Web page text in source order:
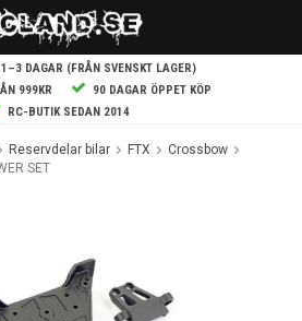
DAGAR (FRÅN SVENSKT LAGER)
999KR
90 DAGAR ÖPPET KÖP
RC-BUTIK SEDAN 2014
Reservdelar bilar FTX
Crossbow
SET